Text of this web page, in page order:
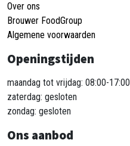
Over ons
Brouwer FoodGroup
Algemene voorwaarden
Openingstijden
maandag tot vrijdag: 08:00-17:00
zaterdag: gesloten
zondag: gesloten
Ons aanbod